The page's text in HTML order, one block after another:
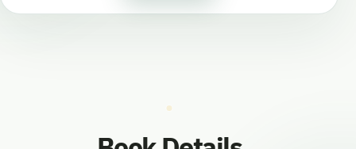
• 💼 Праця: робити внесок у суспільство